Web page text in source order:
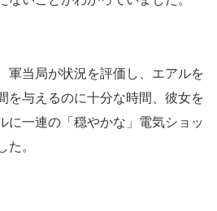
軍当局が状況を評価し、エアルを
を与えるのに十分な時間、彼女を
に一連の「穏やかな」電気ショッ
た。